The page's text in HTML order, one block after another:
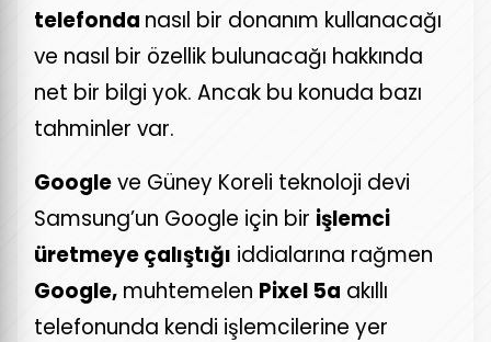
telefonda nasıl bir donanım kullanacağı
ve nasıl bir özellik bulunacağı hakkında
net bir bilgi yok. Ancak bu konuda bazı
tahminler var.
Googleve Güney Koreli teknoloji devi
Samsung’un Google için bir işlemci
üretmeye çalıştığı iddialarına rağmen
Google, muhtemelen Pixel 5a akıllı
telefonunda kendi işlemcilerine yer